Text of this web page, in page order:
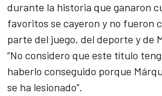
durante la historia que ganaron
favoritos se cayeron y no fueron
parte del juego, del deporte y de
“No considero que este título
haberlo conseguido porque
se ha lesionado”.